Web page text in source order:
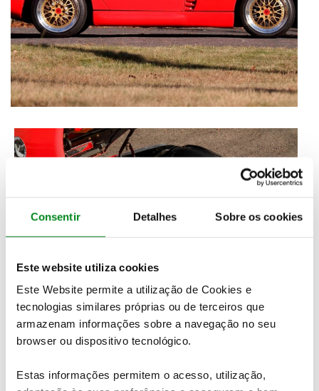
Consentir Detalhes Sobre os cookies
Este website utiliza cookies
Este Website permite a utilização de Cookies e
tecnologias similares próprias ou de terceiros que
armazenam informações sobre a navegação no seu
browser ou dispositivo tecnológico.
Estas informações permitem o acesso, utilização,